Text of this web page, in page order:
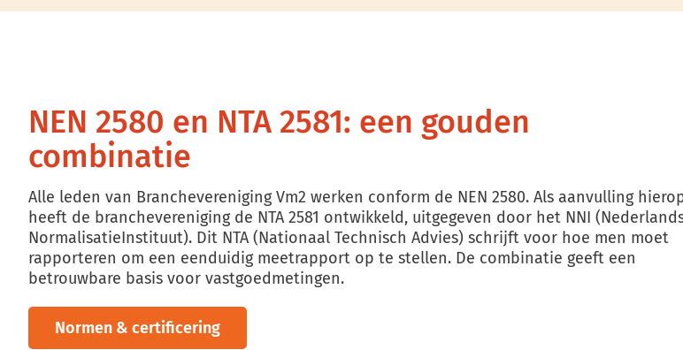
NEN 2580 en NTA 2581: een gouden
combinatie
Alle leden van Branchevereniging Vm2 werken conform de NEN 2580. Als aanvulling
heeft de branchevereniging de NTA 2581 ontwikkeld, uitgegeven door het NNI
NormalisatieInstituut). Dit NTA (Nationaal Technisch Advies) schrijft voor hoe men moet
rapporteren om een eenduidig meetrapport op te stellen. De combinatie geeft een
betrouwbare basis voor vastgoedmetingen.
Normen & certificering